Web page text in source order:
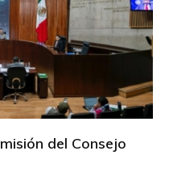
del Consejo